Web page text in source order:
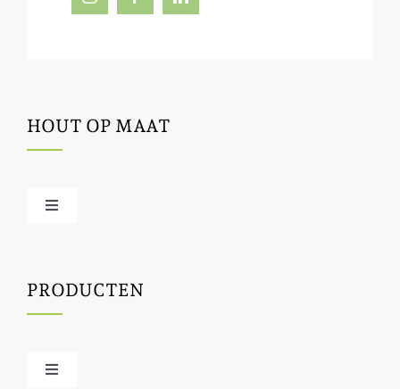
HOUT OP MAAT
Toggle
Houtbewerking
Houtinfo
PRODUCTEN
Toggle